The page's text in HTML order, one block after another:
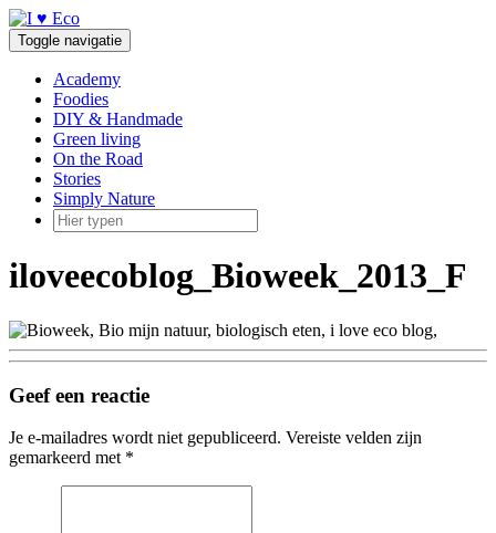
Doorgaan
naar
inhoud
Toggle navigatie
Academy
Foodies
DIY & Handmade
Green living
On the Road
Stories
Simply Nature
iloveecoblog_Bioweek_2013_F
Geef een reactie
Je e-mailadres wordt niet gepubliceerd. Vereiste velden zijn
gemarkeerd met *